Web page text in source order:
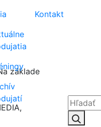
Kontakt
Hľadať:
základe